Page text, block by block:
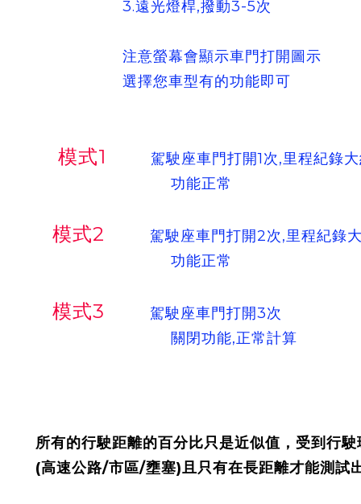
3.遠光燈桿,撥動3-5次
注意螢幕會顯示車門打開圖示
選擇您車型有的功能即可
模式1
駕駛座車門打開1次,里程紀錄大
功能正常
模式2
駕駛座車門打開2次,里程紀錄
功能正常
模式3
駕駛座車門打開3次
關閉功能,正常計算
所有的行駛距離的百分比只是近似值，受到行
(高速公路/市區/壅塞)且只有在長距離才能測試